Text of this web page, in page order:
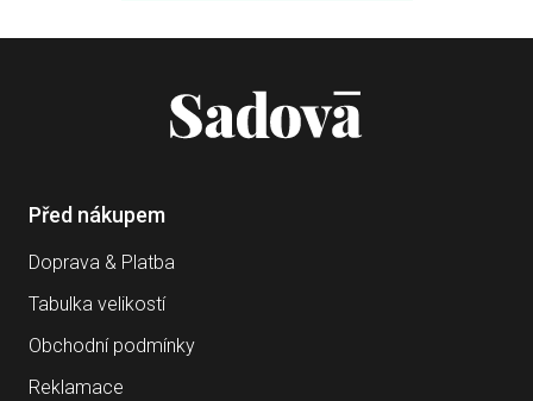
Před nákupem
Doprava & Platba
Tabulka velikostí
Obchodní podmínky
Reklamace